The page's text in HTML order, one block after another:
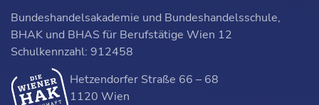
Bundeshandelsakademie und Bundeshandelsschule,
BHAK und BHAS für Berufstätige Wien 12
Schulkennzahl: 912458
Hetzendorfer Straße 66 – 68
1120 Wien